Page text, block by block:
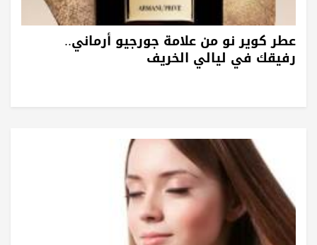
عطر كوير نو من علامة جورجيو أرماني..
رفيقك في ليالي الخريف